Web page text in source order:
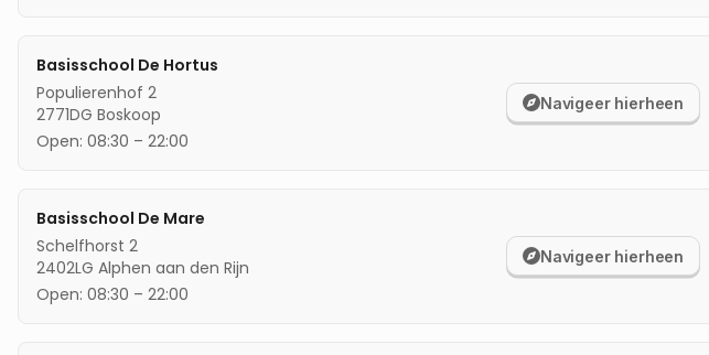
Basisschool De Hortus
Populierenhof 2
2771DG Boskoop
Open: 08:30 – 22:00
Navigeer hierheen
Basisschool De Mare
Schelfhorst 2
2402LG Alphen aan den Rijn
Open: 08:30 – 22:00
Navigeer hierheen